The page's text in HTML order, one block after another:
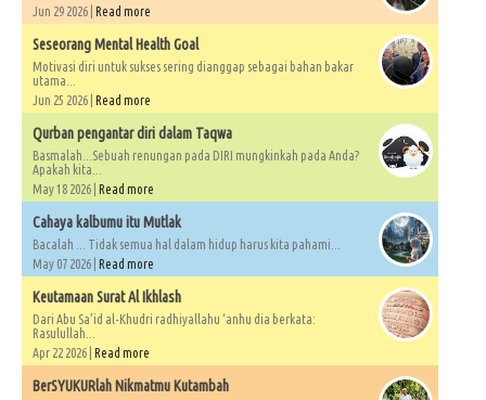
Jun 29 2026 | Read more
Seseorang Mental Health Goal
Motivasi diri untuk sukses sering dianggap sebagai bahan bakar
utama...
Jun 25 2026 | Read more
Qurban pengantar diri dalam Taqwa
Basmalah...Sebuah renungan pada DIRI mungkinkah pada Anda?
Apakah kita...
May 18 2026 | Read more
Cahaya kalbumu itu Mutlak
Bacalah ... Tidak semua hal dalam hidup harus kita pahami...
May 07 2026 | Read more
Keutamaan Surat Al Ikhlash
Dari Abu Sa’id al-Khudri radhiyallahu ‘anhu dia berkata:
Rasulullah...
Apr 22 2026 | Read more
BerSYUKURlah Nikmatmu Kutambah